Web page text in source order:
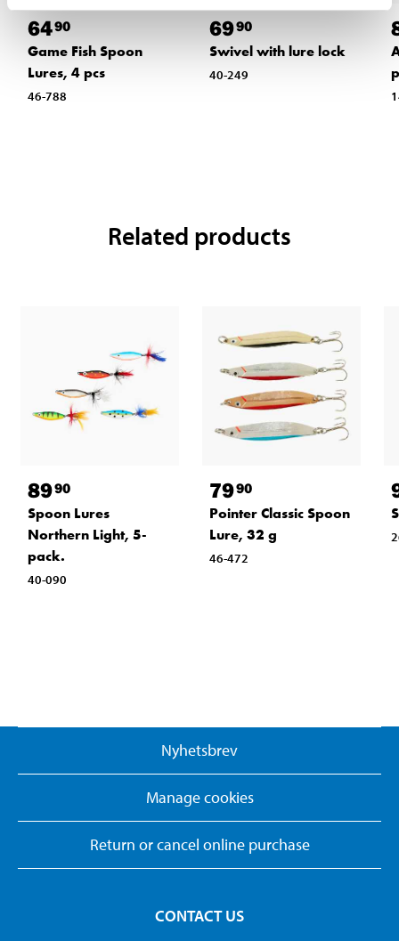
6490
Game Fish Spoon
Lures, 4 pcs
46-788
6990
Swivel with lure lock
40-249
Related products
8990
Spoon Lures
Northern Light, 5-
pack.
40-090
7990
Pointer Classic Spoon
Lure, 32 g
46-472
Nyhetsbrev
Manage cookies
Return or cancel online purchase
CONTACT US